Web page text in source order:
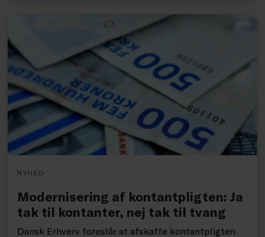
NYHED
Modernisering af kontantpligten: Ja
tak til kontanter, nej tak til tvang
Dansk Erhverv foreslår at afskaffe kontantpligten